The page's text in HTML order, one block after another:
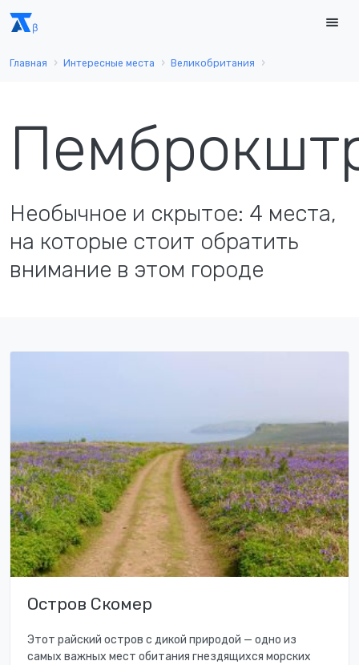
Главная Интересные места Великобритания
Необычное и скрытое: 4 места,
на которые стоит обратить
внимание в этом городе
Остров Скомер
Этот райский остров с дикой природой — одно из
самых важных мест обитания гнездящихся морских